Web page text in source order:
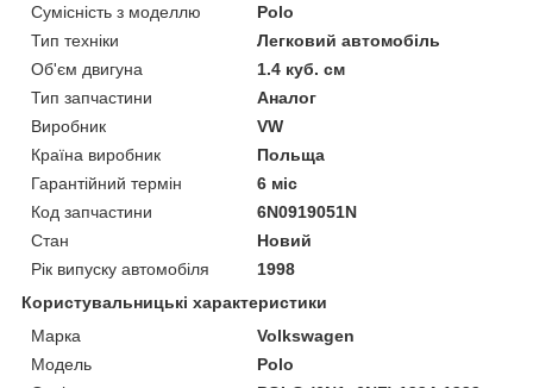
Сумісність з моделлю
Polo
Тип техніки
Легковий автомобіль
Об'єм двигуна
1.4 куб. см
Тип запчастини
Аналог
Виробник
VW
Країна виробник
Польща
Гарантійний термін
6 міс
Код запчастини
6N0919051N
Стан
Новий
Рік випуску автомобіля
1998
Користувальницькі характеристики
Марка
Volkswagen
Модель
Polo